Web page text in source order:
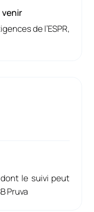
de l’ESPR,
le suivi peut
Pruva